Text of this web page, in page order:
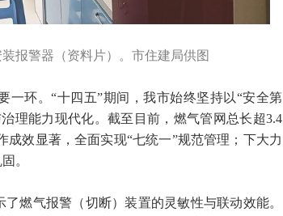
报警器（资料片）。市住建局供图
一环。“十四五”期间，我市始终坚持以“安全第
理能力现代化。截至目前，燃气管网总长超3.4
效显著，全面实现“七统一”规范管理；下大力
。
燃气报警（切断）装置的灵敏性与联动效能。